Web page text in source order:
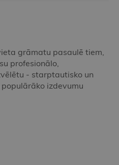
grāmatu pasaulē tiem,
profesionālo,
- starptautisko un
izdevumu